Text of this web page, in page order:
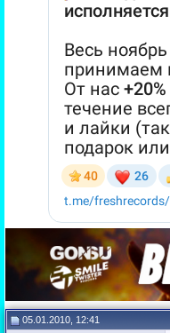
05.01.2010, 12:41